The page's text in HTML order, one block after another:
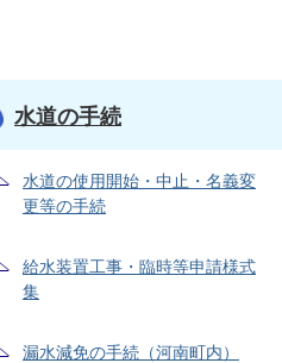
水道の手続
水道の使用開始・中止・名義変
更等の手続
給水装置工事・臨時等申請様式
集
漏水減免の手続（河南町内）